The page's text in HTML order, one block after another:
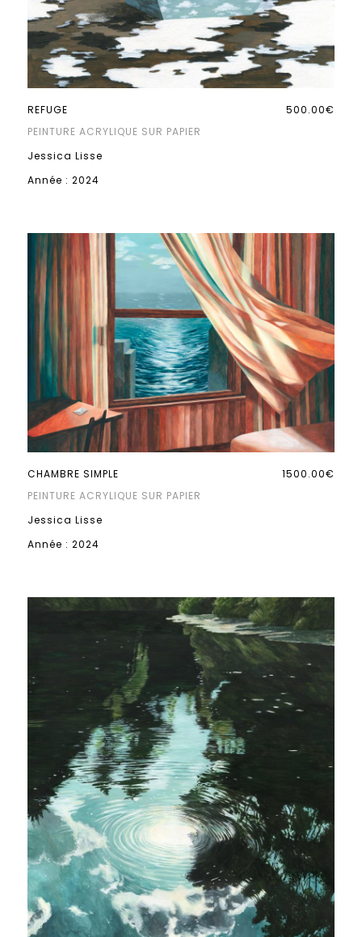
REFUGE
PEINTURE ACRYLIQUE SUR PAPIER
Jessica Lisse
Année : 2024
500.00€
CHAMBRE SIMPLE
PEINTURE ACRYLIQUE SUR PAPIER
Jessica Lisse
Année : 2024
1500.00€